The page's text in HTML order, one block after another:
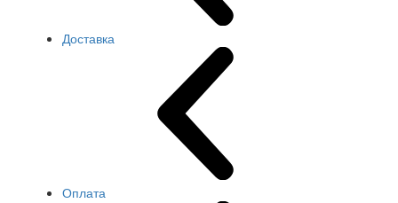
Доставка
Оплата